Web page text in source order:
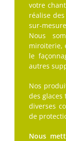
votre
réalise
sur-
Nous
miroiterie,
le
autres
Nos
des glaces
diverses
de
Nous